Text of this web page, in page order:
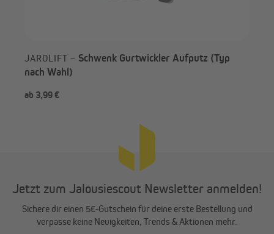
JAROLIFT – Schwenk Gurtwickler Aufputz (Typ
nach Wahl)
ab 3,99 €
Jetzt zum Jalousiescout Newsletter anmelden!
Sichere dir einen 5€-Gutschein für deine erste Bestellung und
verpasse keine Neuigkeiten, Trends & Aktionen mehr.